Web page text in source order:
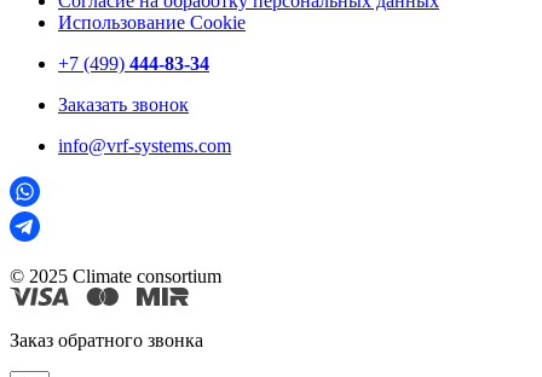
Использование Cookie
+7 (499) 444-83-34
Заказать звонок
info@vrf-systems.com
© 2025 Climate consortium
Заказ обратного звонка